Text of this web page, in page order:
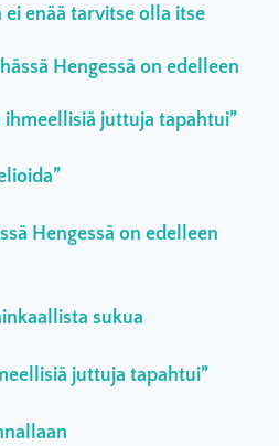
enää tarvitse olla itse
Hengessä on edelleen
ihmeellisiä juttuja tapahtui”
Hengessä on edelleen
sukua
juttuja tapahtui”